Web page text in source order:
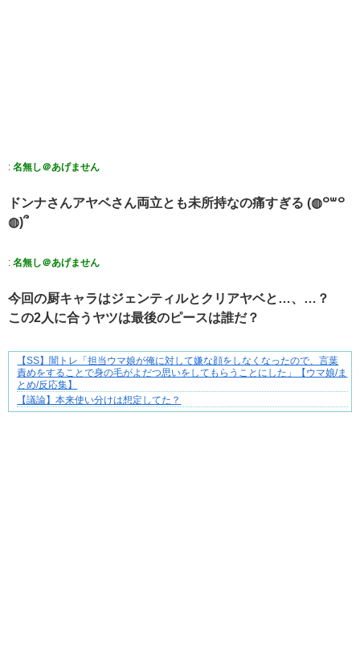
: 名無し＠あげません
ドンナさんアヤベさん両立とも未所持なの痛すぎる (◍꒪꒳​꒪
◍)՞
: 名無し＠あげません
今回の厨キャラはジェンティルとクリアヤベと…、…？
この2人に合うヤツは最後のピースは誰だ？
夫婦なのに、心が一番遠かった日々
【SS】闇トレ「担当ウマ娘が俺に対して嫌な顔をしなくなったので、言葉
責めをすることで身の毛がよだつ思いをしてもらうことにした」【ウマ娘/ま
とめ/反応集】
【議論】本来使い分けは想定してた？